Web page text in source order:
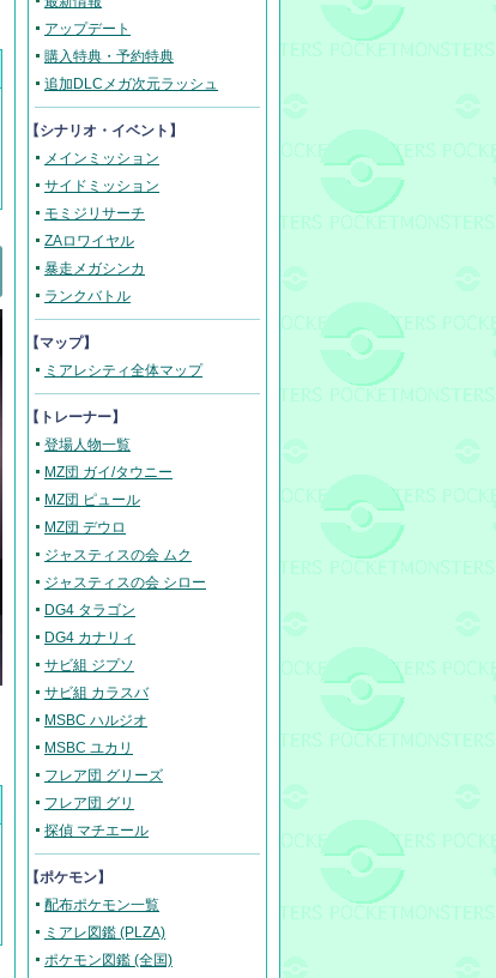
アップデート
購入特典・予約特典
追加DLCメガ次元ラッシュ
【シナリオ・イベント】
メインミッション
サイドミッション
モミジリサーチ
ZAロワイヤル
暴走メガシンカ
ランクバトル
【マップ】
ミアレシティ全体マップ
【トレーナー】
登場人物一覧
MZ団 ガイ/タウニー
MZ団 ピュール
MZ団 デウロ
ジャスティスの会 ムク
ジャスティスの会 シロー
DG4 タラゴン
DG4 カナリィ
サビ組 ジプソ
サビ組 カラスバ
MSBC ハルジオ
MSBC ユカリ
フレア団 グリーズ
フレア団 グリ
探偵 マチエール
【ポケモン】
配布ポケモン一覧
ミアレ図鑑 (PLZA)
ポケモン図鑑 (全国)